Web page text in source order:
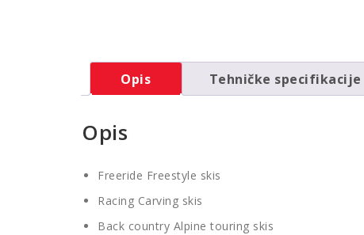
Opis Tehničke specifikacije
Opis
Freeride Freestyle skis
Racing Carving skis
Back country Alpine touring skis